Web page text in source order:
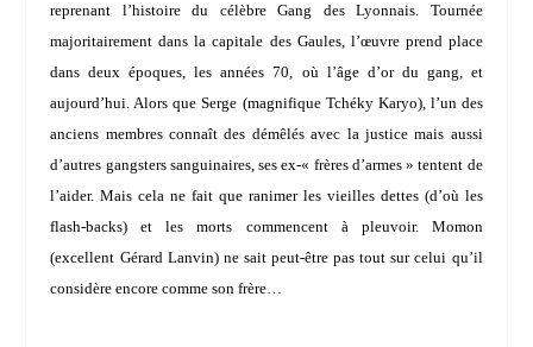
reprenant l’histoire du célèbre Gang des Lyonnais. Tournée
majoritairement dans la capitale des Gaules, l’œuvre prend place
dans deux époques, les années 70, où l’âge d’or du gang, et
aujourd’hui. Alors que Serge (magnifique Tchéky Karyo), l’un des
anciens membres connaît des démêlés avec la justice mais aussi
d’autres gangsters sanguinaires, ses ex-« frères d’armes » tentent de
l’aider. Mais cela ne fait que ranimer les vieilles dettes (d’où les
flash-backs) et les morts commencent à pleuvoir. Momon
(excellent Gérard Lanvin) ne sait peut-être pas tout sur celui qu’il
considère encore comme son frère…